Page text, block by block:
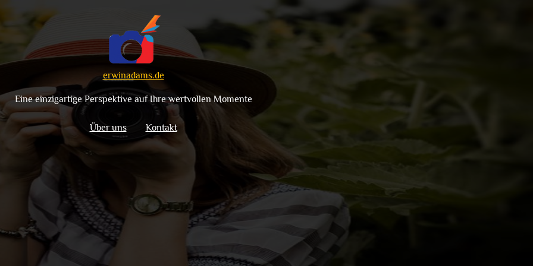
erwinadams.de
Eine einzigartige Perspektive auf Ihre wertvollen Momente
Über uns Kontakt